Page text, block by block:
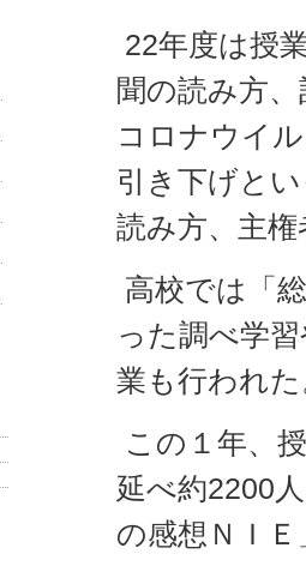
22年度は授
聞の読み方
コロナウイ
引き下げと
読み方、主
高校では「
った調べ学
業も行われ
この１年、
延べ約2200
の感想ＮＩ